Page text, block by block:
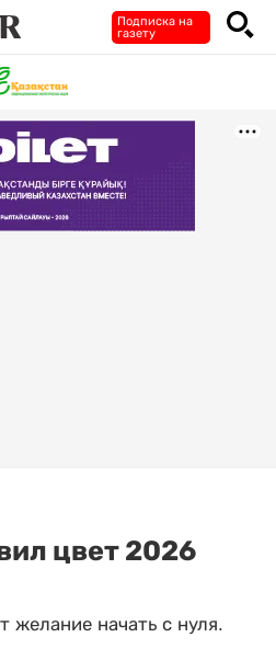
Подписка на
газету
цвет 2026
желание начать с нуля.